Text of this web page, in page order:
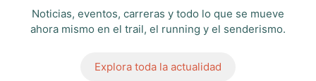
Noticias, eventos, carreras y todo lo que se mueve
ahora mismo en el trail, el running y el senderismo.
Explora toda la actualidad